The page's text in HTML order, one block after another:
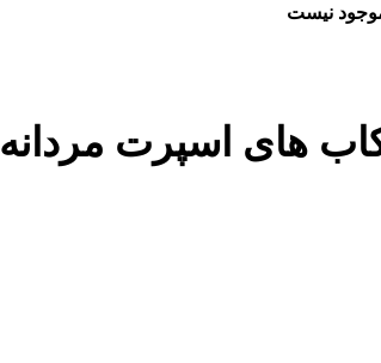
موجود نیست
های اسپرت مردانه